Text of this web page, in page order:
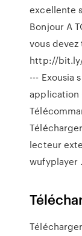
excellente
Bonjour A
vous
http://
--- Exousia
application
lecteur
wufyplayer